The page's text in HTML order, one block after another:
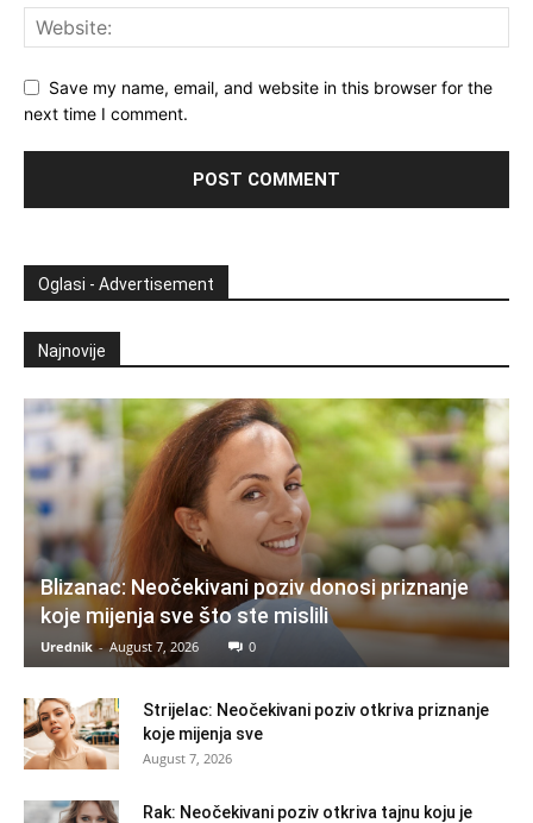
Save my name, email, and website in this browser for the
next time I comment.
Oglasi - Advertisement
Najnovije
Blizanac: Neočekivani poziv donosi priznanje
koje mijenja sve što ste mislili
Urednik - August 7, 2026 0
Strijelac: Neočekivani poziv otkriva priznanje
koje mijenja sve
August 7, 2026
Rak: Neočekivani poziv otkriva tajnu koju je